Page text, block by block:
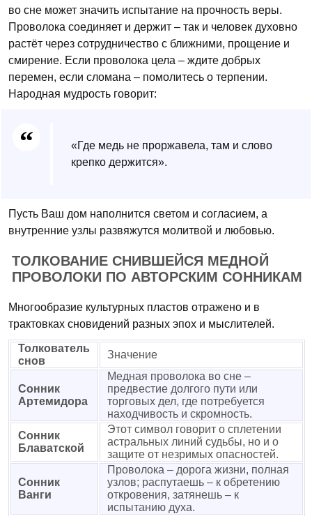
во сне может значить испытание на прочность веры.
Проволока соединяет и держит – так и человек духовно
растёт через сотрудничество с ближними, прощение и
смирение. Если проволока цела – ждите добрых
перемен, если сломана – помолитесь о терпении.
Народная мудрость говорит:
«Где медь не проржавела, там и слово
крепко держится».
Пусть Ваш дом наполнится светом и согласием, а
внутренние узлы развяжутся молитвой и любовью.
ТОЛКОВАНИЕ СНИВШЕЙСЯ МЕДНОЙ
ПРОВОЛОКИ ПО АВТОРСКИМ СОННИКАМ
Многообразие культурных пластов отражено и в
трактовках сновидений разных эпох и мыслителей.
Толкователь
снов
Значение
Сонник
Артемидора
Медная проволока во сне –
предвестие долгого пути или
торговых дел, где потребуется
находчивость и скромность.
Сонник
Блаватской
Этот символ говорит о сплетении
астральных линий судьбы, но и о
защите от незримых опасностей.
Сонник
Ванги
Проволока – дорога жизни, полная
узлов; распутаешь – к обретению
откровения, затянешь – к
испытанию духа.